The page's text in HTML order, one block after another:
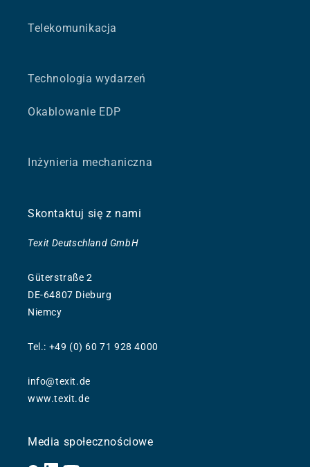
Telekomunikacja
Technologia wydarzeń
Okablowanie EDP
Inżynieria mechaniczna
Skontaktuj się z nami
Texit Deutschland GmbH
Güterstraße 2
DE-64807 Dieburg
Niemcy
Tel.: +49 (0) 60 71 928 4000
info@texit.de
www.texit.de
Media społecznościowe